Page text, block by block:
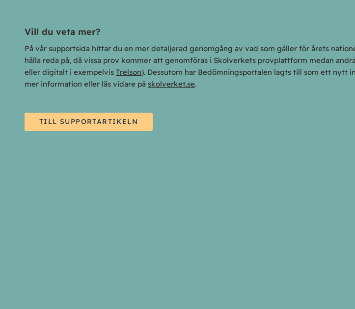
Vill du veta mer?
På vår supportsida hittar du en mer detaljerad genomgång av vad som gäller för årets
hålla reda på, då vissa prov kommer att genomföras i Skolverkets provplattform medan
eller digitalt i exempelvis Trelson). Dessutom har Bedömningsportalen lagts till som ett nytt
mer information eller läs vidare på skolverket.se.
TILL SUPPORTARTIKELN